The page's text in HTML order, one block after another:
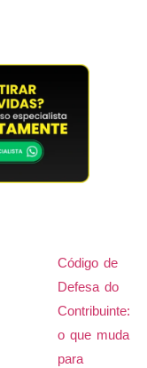
Código de
Defesa do
Contribuinte:
o que muda
para